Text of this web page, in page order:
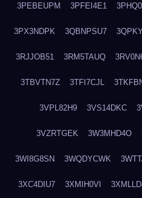
3PEBEUPM 3PFEI4E1
3PX3NDPK 3QBNPSU7
3RJJOB51 3RM5TAUQ
3TBVTN7Z 3TFI7CJL
3VPL82H9 3VS14DKC
3VZRTGEK 3W3MHD4O
3WI8G8SN 3WQDYCWK
3XC4DIU7 3XMIH0VI